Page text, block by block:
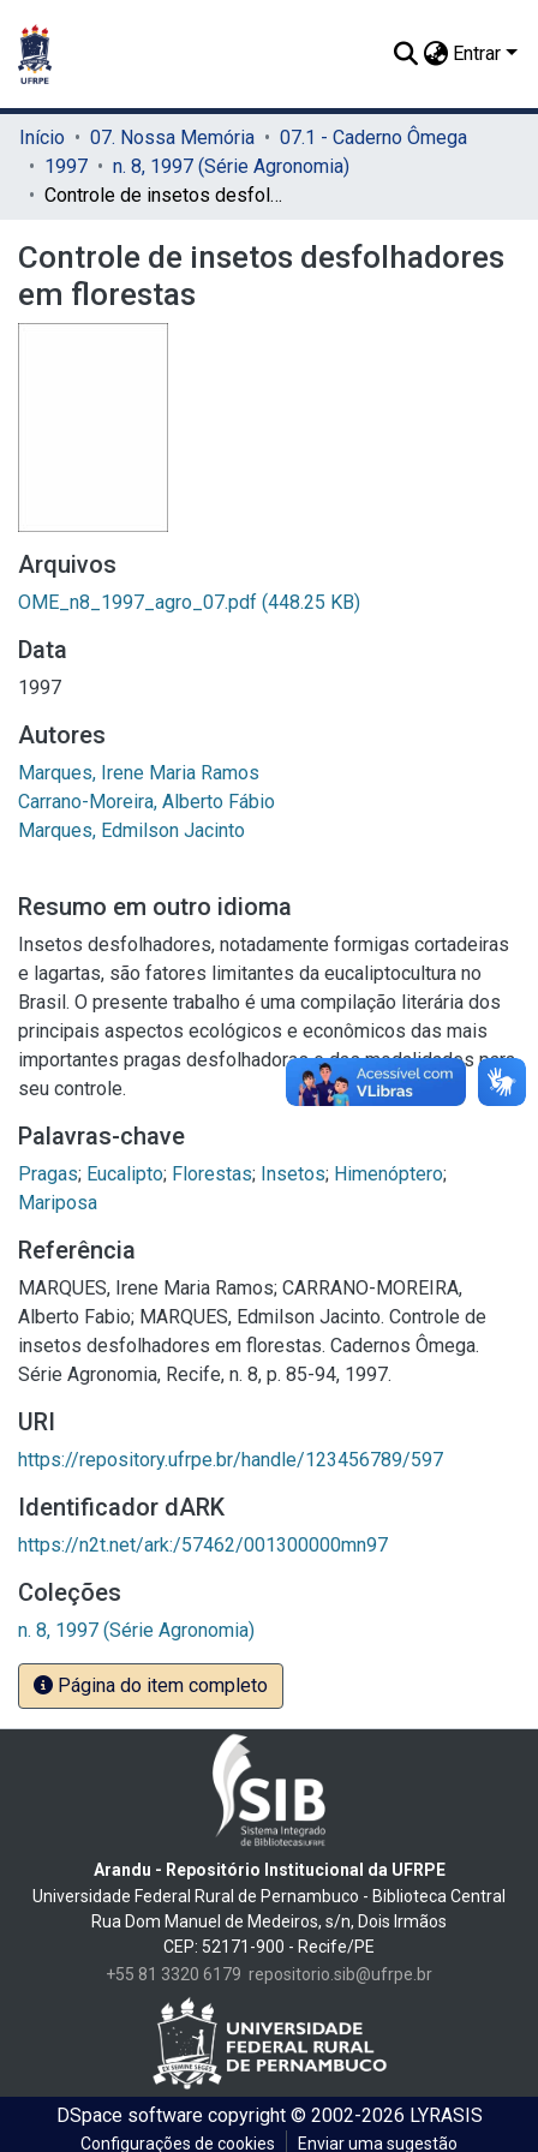
Entrar
Início 07. Nossa Memória
07.1 - Caderno Ômega
1997
n. 8, 1997 (Série Agronomia)
Controle de insetos desfolhadores em florestas
Controle de insetos desfolhadores
em florestas
Arquivos
OME_n8_1997_agro_07.pdf (448.25 KB)
Data
1997
Autores
Marques, Irene Maria Ramos
Carrano-Moreira, Alberto Fábio
Marques, Edmilson Jacinto
Resumo em outro idioma
Insetos desfolhadores, notadamente formigas cortadeiras
e lagartas, são fatores limitantes da eucaliptocultura no
Brasil. O presente trabalho é uma compilação literária dos
principais aspectos ecológicos e econômicos das mais
importantes pragas desfolhadoras e das modalidades para
seu controle.
Palavras-chave
Pragas; Eucalipto; Florestas; Insetos; Himenóptero;
Mariposa
Referência
MARQUES, Irene Maria Ramos; CARRANO-MOREIRA,
Alberto Fabio; MARQUES, Edmilson Jacinto. Controle de
insetos desfolhadores em florestas. Cadernos Ômega.
Série Agronomia, Recife, n. 8, p. 85-94, 1997.
URI
https://repository.ufrpe.br/handle/123456789/597
Identificador dARK
https://n2t.net/ark:/57462/001300000mn97
Coleções
n. 8, 1997 (Série Agronomia)
Página do item completo
Arandu - Repositório Institucional da UFRPE
Universidade Federal Rural de Pernambuco - Biblioteca Central
Rua Dom Manuel de Medeiros, s/n, Dois Irmãos
CEP: 52171-900 - Recife/PE
+55 81 3320 6179 repositorio.sib@ufrpe.br
DSpace softwarecopyright © 2002-2026 LYRASIS
Configurações de cookies Enviar uma sugestão